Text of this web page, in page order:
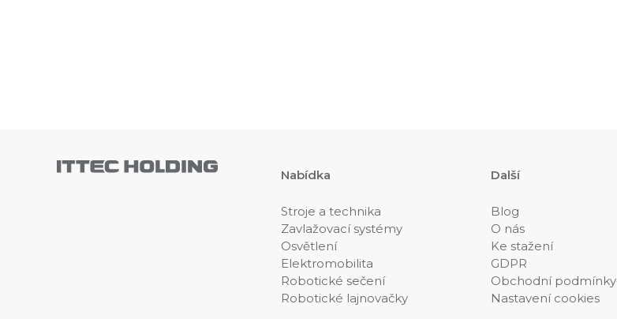
Nabídka
Stroje a technika
Zavlažovací systémy
Osvětlení
Elektromobilita
Robotické sečení
Robotické lajnovačky
Další
Blog
O nás
Ke stažení
GDPR
Obchodní podmínky
Nastavení cookies